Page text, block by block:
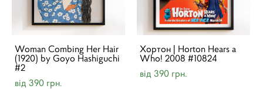
Woman Combing Her Hair
(1920) by Goyo Hashiguchi
#2
від 390 грн.
Хортон | Horton Hears a
Who! 2008 #10824
від 390 грн.